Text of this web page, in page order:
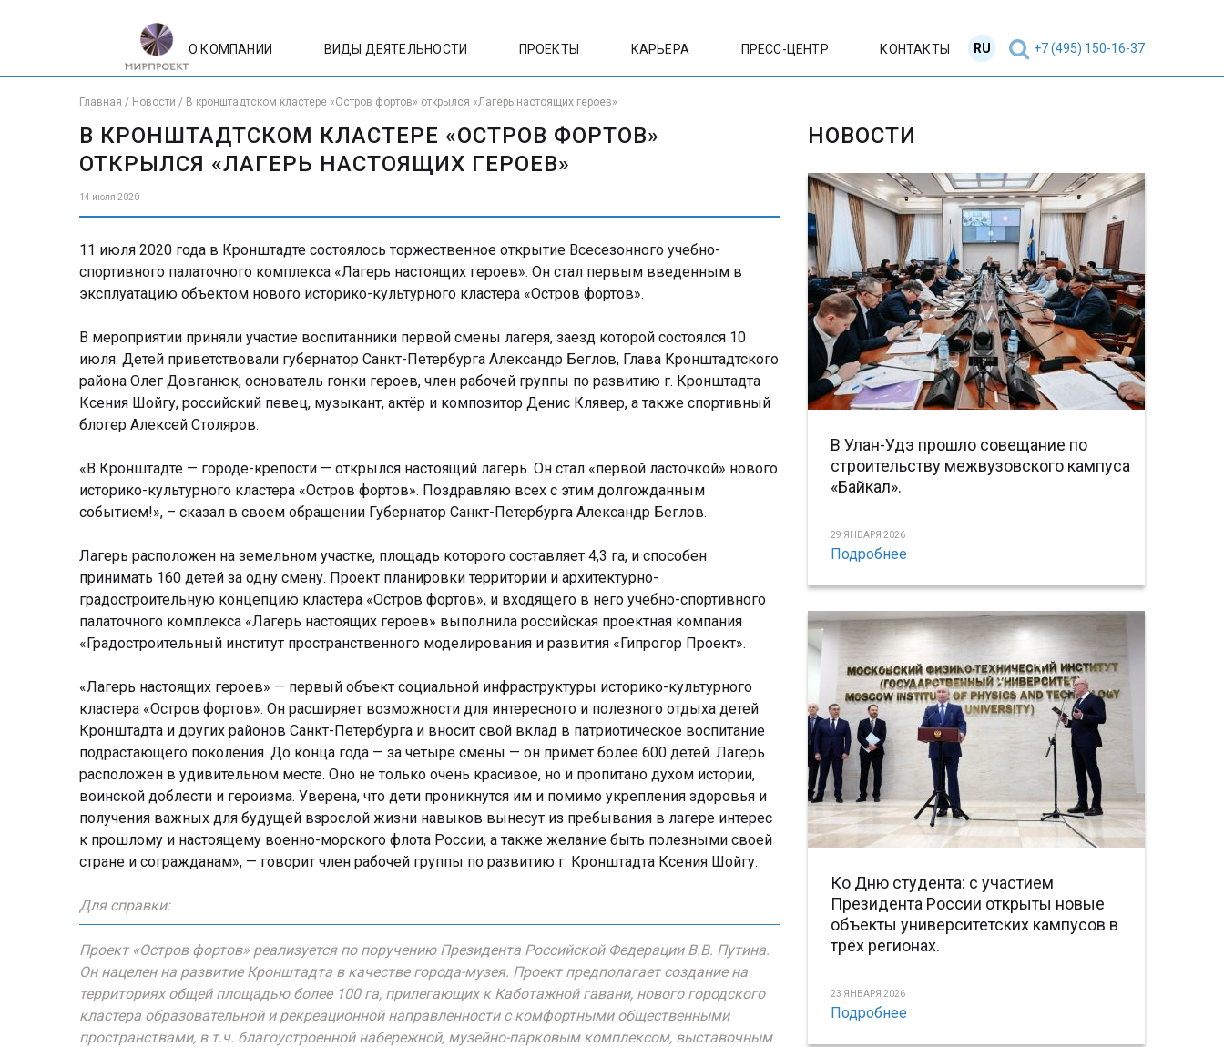
О КОМПАНИИ ВИДЫ ДЕЯТЕЛЬНОСТИ ПРОЕКТЫ КАРЬЕРА ПРЕСС-ЦЕНТР КОНТАКТЫ EN
RU +7 (495) 150-16-37
Главная / Новости / В кронштадтском кластере «Остров фортов» открылся «Лагерь настоящих героев»
В КРОНШТАДТСКОМ КЛАСТЕРЕ «ОСТРОВ ФОРТОВ»
ОТКРЫЛСЯ «ЛАГЕРЬ НАСТОЯЩИХ ГЕРОЕВ»
14 июля 2020
11 июля 2020 года в Кронштадте состоялось торжественное открытие Всесезонного учебно-
спортивного палаточного комплекса «Лагерь настоящих героев». Он стал первым введенным в
эксплуатацию объектом нового историко-культурного кластера «Остров фортов».
В мероприятии приняли участие воспитанники первой смены лагеря, заезд которой состоялся 10
июля. Детей приветствовали губернатор Санкт-Петербурга Александр Беглов, Глава Кронштадтского
района Олег Довганюк, основатель гонки героев, член рабочей группы по развитию г. Кронштадта
Ксения Шойгу, российский певец, музыкант, актёр и композитор Денис Клявер, а также спортивный
блогер Алексей Столяров.
«В Кронштадте — городе-крепости — открылся настоящий лагерь. Он стал «первой ласточкой» нового
историко-культурного кластера «Остров фортов». Поздравляю всех с этим долгожданным
событием!», – сказал в своем обращении Губернатор Санкт-Петербурга Александр Беглов.
Лагерь расположен на земельном участке, площадь которого составляет 4,3 га, и способен
принимать 160 детей за одну смену. Проект планировки территории и архитектурно-
градостроительную концепцию кластера «Остров фортов», и входящего в него учебно-спортивного
палаточного комплекса «Лагерь настоящих героев» выполнила российская проектная компания
«Градостроительный институт пространственного моделирования и развития «Гипрогор Проект».
«Лагерь настоящих героев» — первый объект социальной инфраструктуры историко-культурного
кластера «Остров фортов». Он расширяет возможности для интересного и полезного отдыха детей
Кронштадта и других районов Санкт-Петербурга и вносит свой вклад в патриотическое воспитание
подрастающего поколения. До конца года — за четыре смены — он примет более 600 детей. Лагерь
расположен в удивительном месте. Оно не только очень красивое, но и пропитано духом истории,
воинской доблести и героизма. Уверена, что дети проникнутся им и помимо укрепления здоровья и
получения важных для будущей взрослой жизни навыков вынесут из пребывания в лагере интерес
к прошлому и настоящему военно-морского флота России, а также желание быть полезными своей
стране и согражданам», — говорит член рабочей группы по развитию г. Кронштадта Ксения Шойгу.
Для справки:
Проект «Остров фортов» реализуется по поручению Президента Российской Федерации В.В. Путина.
Он нацелен на развитие Кронштадта в качестве города-музея. Проект предполагает создание на
территориях общей площадью более 100 га, прилегающих к Каботажной гавани, нового городского
кластера образовательной и рекреационной направленности с комфортными общественными
пространствами, в т.ч. благоустроенной набережной, музейно-парковым комплексом, выставочным
НОВОСТИ
В Улан-Удэ прошло совещание по
строительству межвузовского кампуса
«Байкал».
29 ЯНВАРЯ 2026
Подробнее
Ко Дню студента: с участием
Президента России открыты новые
объекты университетских кампусов в
трёх регионах.
23 ЯНВАРЯ 2026
Подробнее